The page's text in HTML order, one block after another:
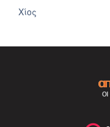
Χίος